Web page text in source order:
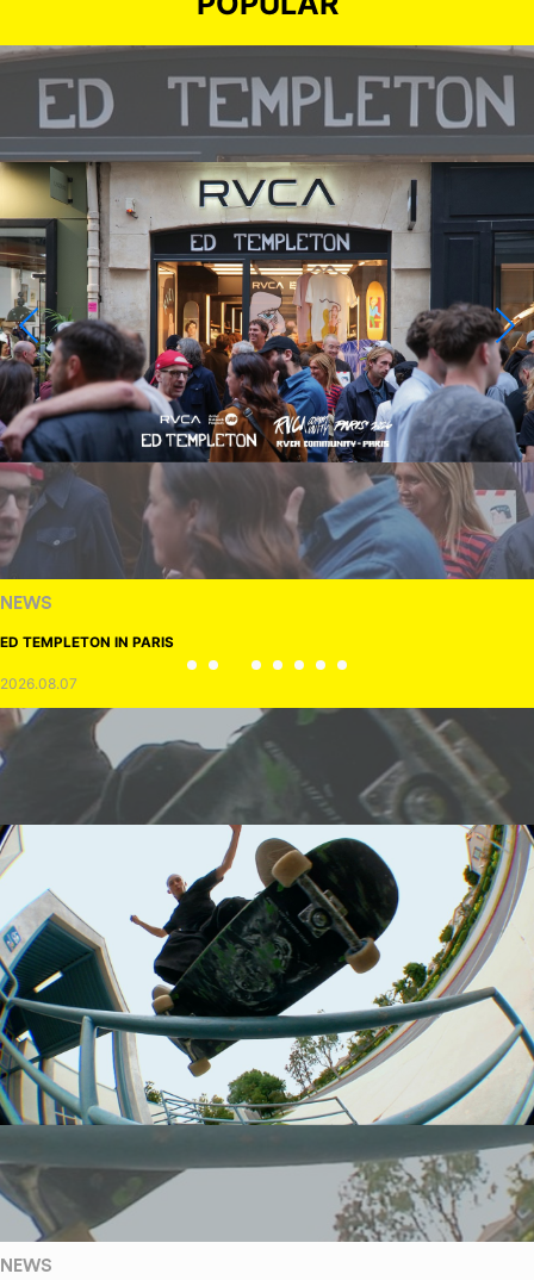
NEWS
ED TEMPLETON IN PARIS
2026.08.07
NEWS